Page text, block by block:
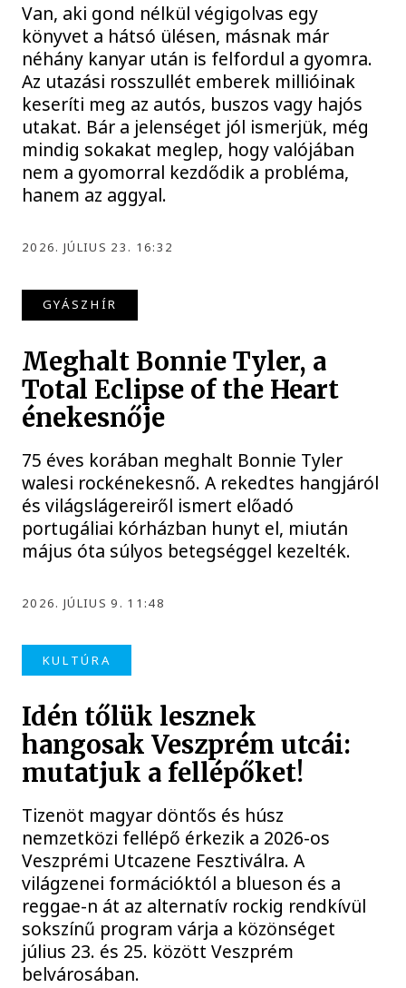
Van, aki gond nélkül végigolvas egy
könyvet a hátsó ülésen, másnak már
néhány kanyar után is felfordul a gyomra.
Az utazási rosszullét emberek millióinak
keseríti meg az autós, buszos vagy hajós
utakat. Bár a jelenséget jól ismerjük, még
mindig sokakat meglep, hogy valójában
nem a gyomorral kezdődik a probléma,
hanem az aggyal.
2026. JÚLIUS 23. 16:32
GYÁSZHÍR
Meghalt Bonnie Tyler, a
Total Eclipse of the Heart
énekesnője
75 éves korában meghalt Bonnie Tyler
walesi rockénekesnő. A rekedtes hangjáról
és világslágereiről ismert előadó
portugáliai kórházban hunyt el, miután
május óta súlyos betegséggel kezelték.
2026. JÚLIUS 9. 11:48
KULTÚRA
Idén tőlük lesznek
hangosak Veszprém utcái:
mutatjuk a fellépőket!
Tizenöt magyar döntős és húsz
nemzetközi fellépő érkezik a 2026-os
Veszprémi Utcazene Fesztiválra. A
világzenei formációktól a blueson és a
reggae-n át az alternatív rockig rendkívül
sokszínű program várja a közönséget
július 23. és 25. között Veszprém
belvárosában.